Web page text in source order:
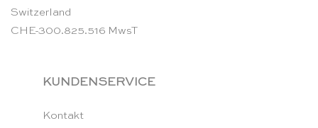
Switzerland
CHE-300.825.516 MwsT
KUNDENSERVICE
Kontakt